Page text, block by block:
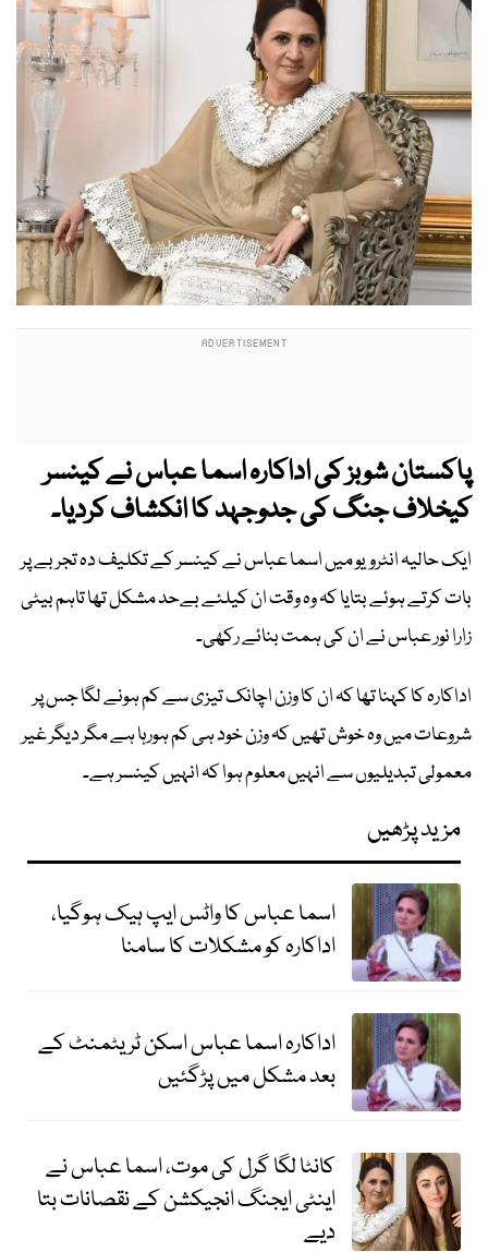
پاکستان شوبز کی اداکارہ اسما عباس نے کینسر
کیخلاف جنگ کی جدوجہد کا انکشاف کردیا۔
ایک حالیہ انٹرویو میں اسما عباس نے کینسر کے تکلیف دہ تجربے پر
بات کرتے ہوئے بتایا کہ وہ وقت ان کیلئے بےحد مشکل تھا تاہم بیٹی
زارا نور عباس نے ان کی ہمت بنائے رکھی۔
اداکارہ کا کہنا تھا کہ ان کا وزن اچانک تیزی سے کم ہونے لگا جس پر
شروعات میں وہ خوش تھیں کہ وزن خود ہی کم ہورہا ہے مگر دیگر غیر
معمولی تبدیلیوں سے انہیں معلوم ہوا کہ انہیں کینسر ہے۔
مزید پڑھیں
اسما عباس کا واٹس ایپ ہیک ہوگیا،
اداکارہ کو مشکلات کا سامنا
اداکارہ اسما عباس اسکن ٹریٹمنٹ کے
بعد مشکل میں پڑگئیں
کانٹا لگا گرل کی موت، اسما عباس نے
اینٹی ایجنگ انجیکشن کے نقصانات بتا
دیے